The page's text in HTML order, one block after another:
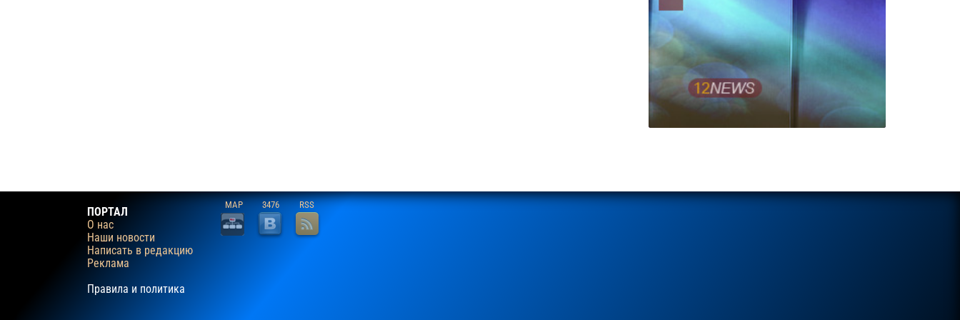
ПОРТАЛ
О нас
Наши новости
Написать в редакцию
Реклама
Правила и политика
MAP 3476 RSS